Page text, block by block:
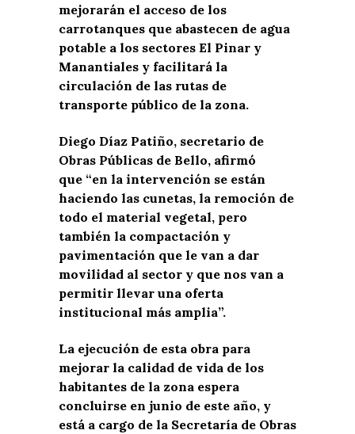
mejorarán el acceso de los
carrotanques que abastecen de agua
potable a los sectores El Pinar y
Manantiales y facilitará la
circulación de las rutas de
transporte público de la zona.
Diego Díaz Patiño, secretario de
Obras Públicas de Bello, afirmó
que “en la intervención se están
haciendo las cunetas, la remoción de
todo el material vegetal, pero
también la compactación y
pavimentación que le van a dar
movilidad al sector y que nos van a
permitir llevar una oferta
institucional más amplia”.
La ejecución de esta obra para
mejorar la calidad de vida de los
habitantes de la zona espera
concluirse en junio de este año, y
está a cargo de la Secretaría de Obras